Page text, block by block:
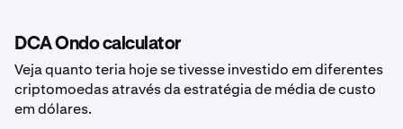
DCA Ondo calculator
Veja quanto teria hoje se tivesse investido em diferentes
criptomoedas através da estratégia de média de custo
em dólares.